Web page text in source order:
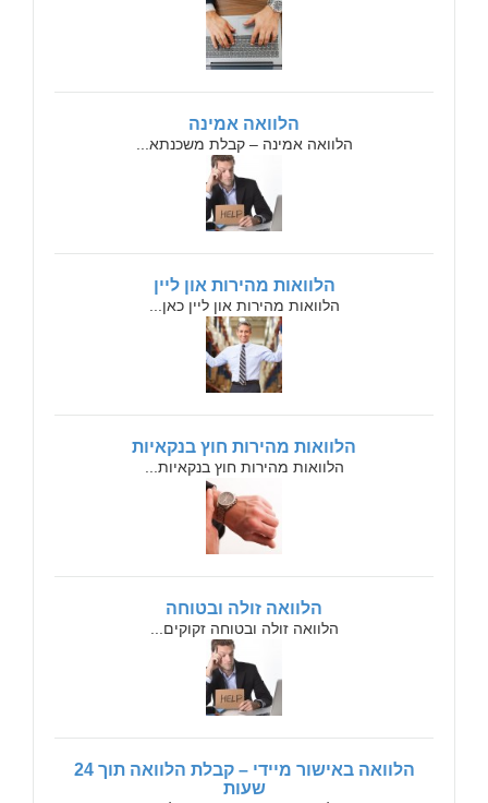
הלוואה אמינה
הלוואה אמינה – קבלת משכנתא...
הלוואות מהירות און ליין
הלוואות מהירות און ליין כאן...
הלוואות מהירות חוץ בנקאיות
הלוואות מהירות חוץ בנקאיות...
הלוואה זולה ובטוחה
הלוואה זולה ובטוחה זקוקים...
הלוואה באישור מיידי – קבלת הלוואה תוך 24
שעות